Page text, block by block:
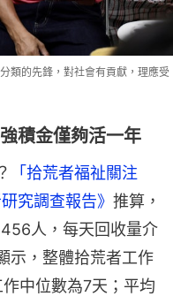
類的先鋒，對社會有貢獻，理應受
積金僅夠活一年
「拾荒者福祉關注
究調查報告》 推算，
人，每天回收量介
示，整體拾荒者工作
中位數為7天；平均